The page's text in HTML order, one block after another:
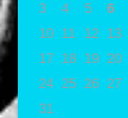
3
4 5 6
10
11 12 13
17
18 19 20
24
25 26 27
31